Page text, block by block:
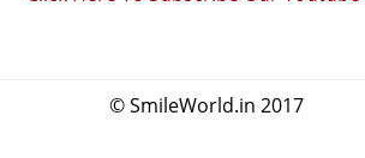
© SmileWorld.in 2017